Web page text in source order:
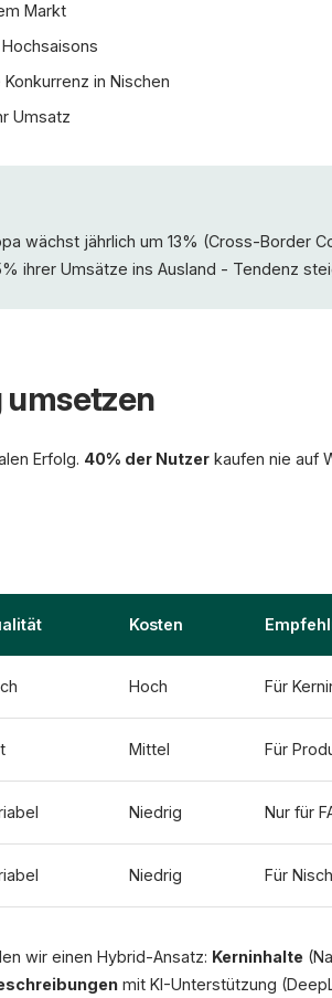
Markt
in Nischen
Umsatz
wächst jährlich um 13% (Cross-Border
ihrer Umsätze ins Ausland - Tendenz
umsetzen
Erfolg. 40% der Nutzer kaufen nie auf
Kosten
Hoch Für
Mittel Für
Niedrig Nur für
Niedrig Für
wir einen Hybrid-Ansatz: Kerninhalte
mit KI-Unterstützung